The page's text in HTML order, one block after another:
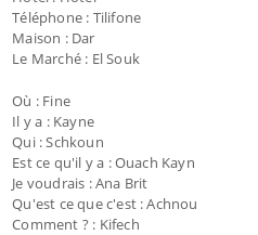
Téléphone : Tilifone
Maison : Dar
Le Marché : El Souk
Où : Fine
Il y a : Kayne
Qui : Schkoun
Est ce qu'il y a : Ouach Kayn
Je voudrais : Ana Brit
Qu'est ce que c'est : Achnou
Comment ? : Kifech